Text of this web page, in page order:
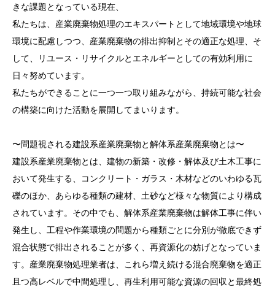
きな課題となっている現在、
私たちは、産業廃棄物処理のエキスパートとして地域環境や地球
環境に配慮しつつ、産業廃棄物の排出抑制とその適正な処理、そ
して、リユース・リサイクルとエネルギーとしての有効利用に
日々努めています。
私たちができることに一つ一つ取り組みながら、持続可能な社会
の構築に向けた活動を展開してまいります。
〜問題視される建設系産業廃棄物と解体系産業廃棄物とは〜
建設系産業廃棄物とは、建物の新築・改修・解体及び土木工事に
おいて発生する、コンクリート・ガラス・木材などのいわゆる瓦
礫のほか、あらゆる種類の建材、土砂など様々な物質により構成
されています。その中でも、解体系産業廃棄物は解体工事に伴い
発生し、工程や作業環境の問題から種類ごとに分別が徹底できず
混合状態で排出されることが多く、再資源化の妨げとなっていま
す。産業廃棄物処理業者は、これら増え続ける混合廃棄物を適正
且つ高レベルで中間処理し、再生利用可能な資源の回収と最終処